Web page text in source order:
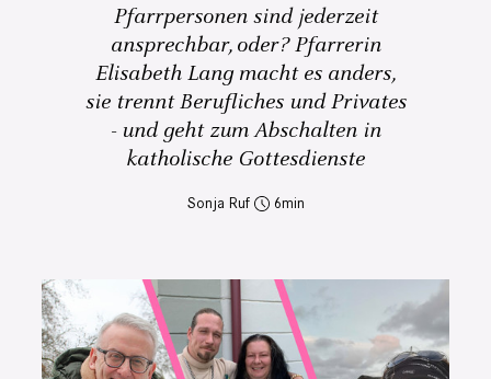
Pfarrpersonen sind jederzeit
ansprechbar, oder? Pfarrerin
Elisabeth Lang macht es anders,
sie trennt Berufliches und Privates
- und geht zum Abschalten in
katholische Gottesdienste
Sonja Ruf 6